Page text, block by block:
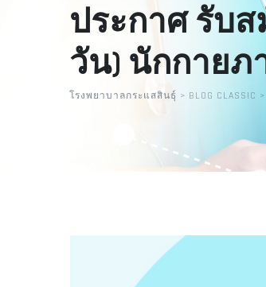
ประกาศ รับ
วัน) นักกาย
โรงพยาบาลกระแสสินธุ์ > BLOG CLASSIC >